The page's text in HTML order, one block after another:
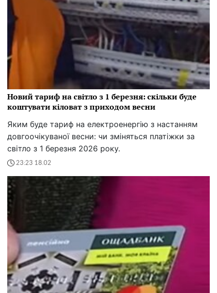
Новий тариф на світло з 1 березня: скільки буде
коштувати кіловат з приходом весни
Яким буде тариф на електроенергію з настанням
довгоочікуваної весни: чи зміняться платіжки за
світло з 1 березня 2026 року.
23:23 18.02